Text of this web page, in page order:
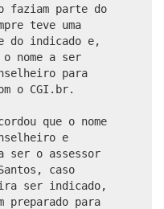
faziam parte do
teve uma
do indicado e,
nome a ser
para
o CGI.br.
que o nome
e
ser o assessor
caso
ser indicado,
preparado para